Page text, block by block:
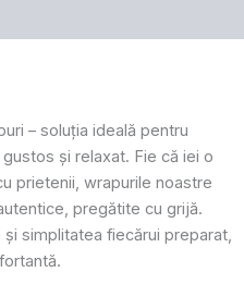
– soluția ideală pentru
și relaxat. Fie că iei o
prietenii, wrapurile noastre
pregătite cu grijă.
simplitatea fiecărui preparat,